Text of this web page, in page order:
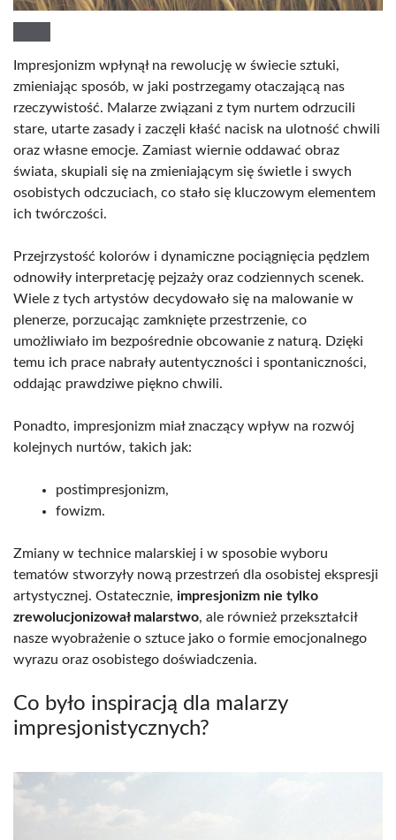
Impresjonizm wpłynął na rewolucję w świecie sztuki,
zmieniając sposób, w jaki postrzegamy otaczającą nas
rzeczywistość. Malarze związani z tym nurtem odrzucili
stare, utarte zasady i zaczęli kłaść nacisk na ulotność chwili
oraz własne emocje. Zamiast wiernie oddawać obraz
świata, skupiali się na zmieniającym się świetle i swych
osobistych odczuciach, co stało się kluczowym elementem
ich twórczości.
Przejrzystość kolorów i dynamiczne pociągnięcia pędzlem
odnowiły interpretację pejzaży oraz codziennych scenek.
Wiele z tych artystów decydowało się na malowanie w
plenerze, porzucając zamknięte przestrzenie, co
umożliwiało im bezpośrednie obcowanie z naturą. Dzięki
temu ich prace nabrały autentyczności i spontaniczności,
oddając prawdziwe piękno chwili.
Ponadto, impresjonizm miał znaczący wpływ na rozwój
kolejnych nurtów, takich jak:
postimpresjonizm,
fowizm.
Zmiany w technice malarskiej i w sposobie wyboru
tematów stworzyły nową przestrzeń dla osobistej ekspresji
artystycznej. Ostatecznie, impresjonizm nie tylko
zrewolucjonizował malarstwo, ale również przekształcił
nasze wyobrażenie o sztuce jako o formie emocjonalnego
wyrazu oraz osobistego doświadczenia.
Co było inspiracją dla malarzy
impresjonistycznych?